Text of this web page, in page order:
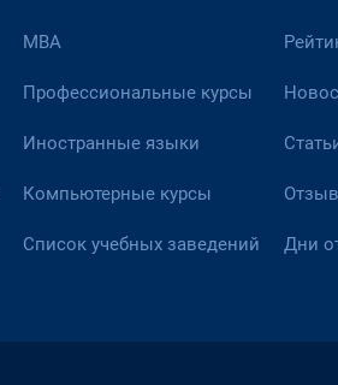
МВА
Профессиональные курсы
Иностранные языки
Компьютерные курсы
Список учебных заведений Дни